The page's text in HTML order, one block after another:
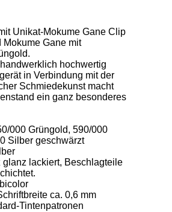
Unikat-Mokume Gane Clip
Gane mit
hochwertig
in Verbindung mit der
Schmiedekunst macht
ein ganz besonderes
000 Grüngold, 590/000
Silber geschwärzt
glanz lackiert, Beschlagteile
ca. 0,6 mm
Tintenpatronen